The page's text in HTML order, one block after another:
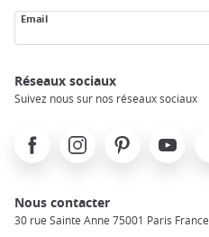
Email
Réseaux sociaux
Suivez nous sur nos réseaux sociaux
FacebookInstagramPinterest Youtube
Nous contacter
30 rue Sainte Anne 75001 Paris France